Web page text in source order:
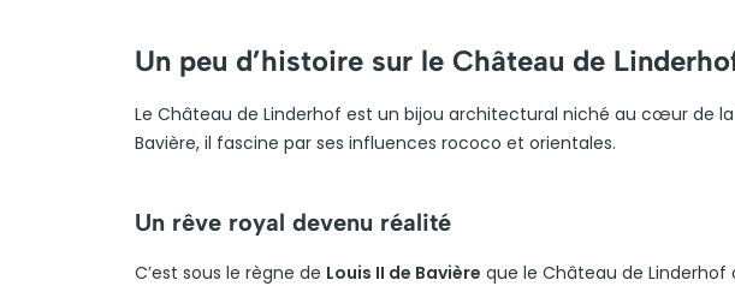
Un peu d’histoire sur le Château de
Le Château de Linderhof est un bijou architectural niché au cœur de la
Bavière, il fascine par ses influences rococo et orientales.
Un rêve royal devenu réalité
C’est sous le règne de Louis II de Bavière que le Château de Linderhof